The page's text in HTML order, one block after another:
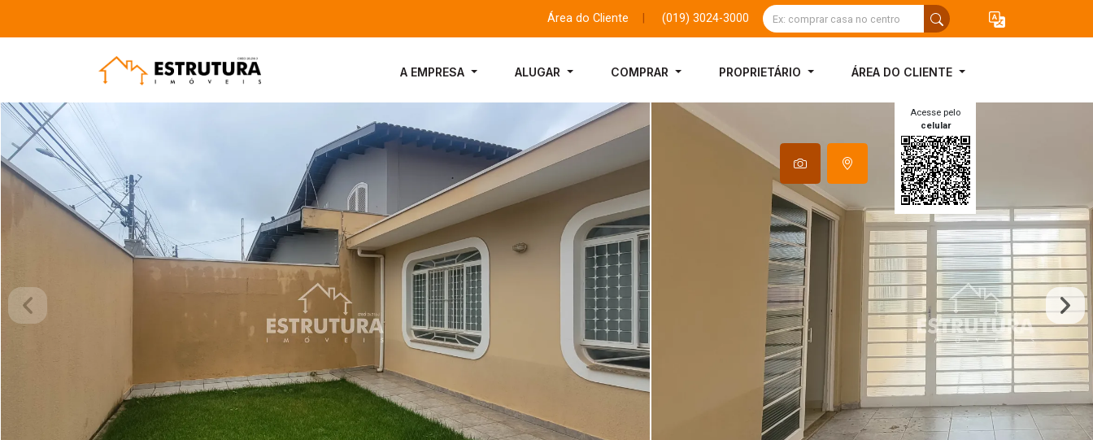
Área do Cliente (019) 3024-3000
A EMPRESA ALUGAR COMPRAR PROPRIETÁRIO ÁREA DO CLIENTE
Acesse pelo
celular